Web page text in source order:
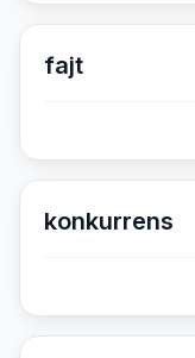
fajt
konkurrens